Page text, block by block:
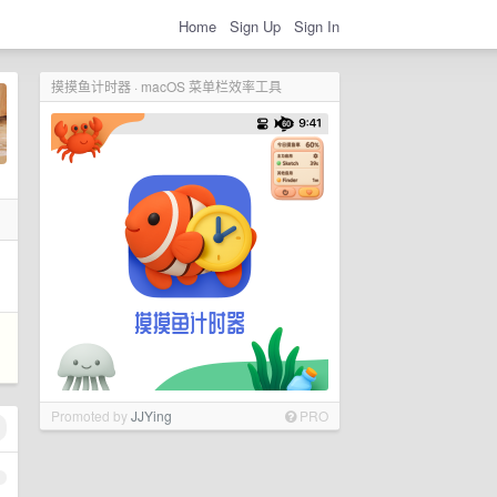
Home Sign Up Sign In
摸摸鱼计时器 · macOS 菜单栏效率工具
Promoted byJJYing PRO